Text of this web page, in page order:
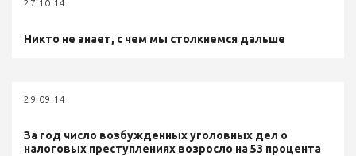
27.10.14
Никто не знает, с чем мы столкнемся дальше
29.09.14
За год число возбужденных уголовных дел о
налоговых преступлениях возросло на 53 процента